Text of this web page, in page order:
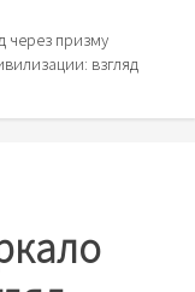
через призму
взгляд